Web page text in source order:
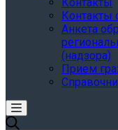
Контакты
Контакты
Анкета
(надзора)
Прием